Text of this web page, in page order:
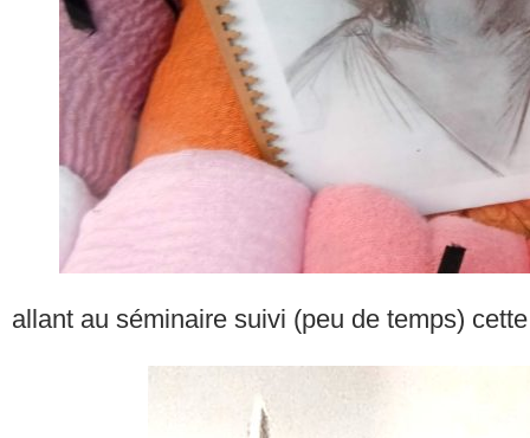
allant au séminaire suivi (peu de temps)